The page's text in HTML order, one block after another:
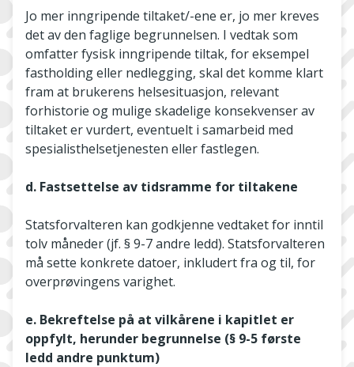
Jo mer inngripende tiltaket/-ene er, jo mer kreves
det av den faglige begrunnelsen. I vedtak som
omfatter fysisk inngripende tiltak, for eksempel
fastholding eller nedlegging, skal det komme klart
fram at brukerens helsesituasjon, relevant
forhistorie og mulige skadelige konsekvenser av
tiltaket er vurdert, eventuelt i samarbeid med
spesialisthelsetjenesten eller fastlegen.
d. Fastsettelse av tidsramme for tiltakene
Statsforvalteren kan godkjenne vedtaket for inntil
tolv måneder (jf. § 9-7 andre ledd). Statsforvalteren
må sette konkrete datoer, inkludert fra og til, for
overprøvingens varighet.
e. Bekreftelse på at vilkårene i kapitlet er
oppfylt, herunder begrunnelse (§ 9-5 første
ledd andre punktum)